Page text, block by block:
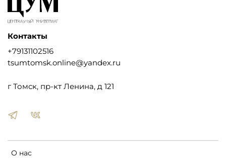
О нас
Контакты
+79131102516
tsumtomsk.online@yandex.ru
г Томск, пр-кт Ленина, д 121